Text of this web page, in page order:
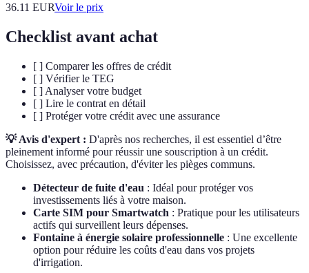
36.11 EURVoir le prix
Checklist avant achat
[ ] Comparer les offres de crédit
[ ] Vérifier le TEG
[ ] Analyser votre budget
[ ] Lire le contrat en détail
[ ] Protéger votre crédit avec une assurance
💡 Avis d'expert : D'après nos recherches, il est essentiel d’être
pleinement informé pour réussir une souscription à un crédit.
Choisissez, avec précaution, d'éviter les pièges communs.
Détecteur de fuite d'eau : Idéal pour protéger vos
investissements liés à votre maison.
Carte SIM pour Smartwatch : Pratique pour les utilisateurs
actifs qui surveillent leurs dépenses.
Fontaine à énergie solaire professionnelle : Une excellente
option pour réduire les coûts d'eau dans vos projets
d'irrigation.